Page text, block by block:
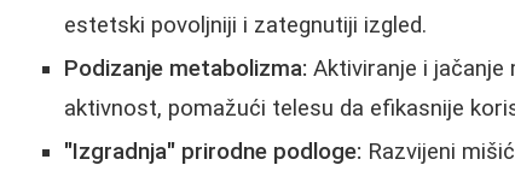
estetski povoljniji i zategnutiji izgled.
Podizanje metabolizma: Aktiviranje i jačanje
aktivnost, pomažući telesu da efikasnije
"Izgradnja" prirodne podloge: Razvijeni